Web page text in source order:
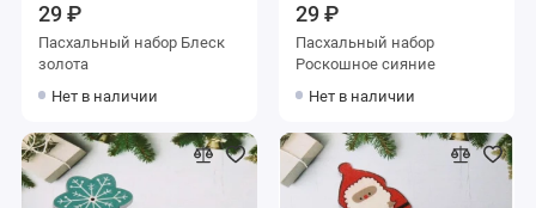
29 ₽
Пасхальный набор Блеск
золота
Нет в наличии
29 ₽
Пасхальный набор
Роскошное сияние
Нет в наличии